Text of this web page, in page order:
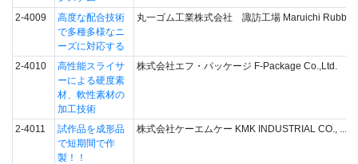
2-4009
高度な配合技術
で多種多様なニ
ーズに対応する
丸一ゴム工業株式会社 諏訪工場 Maruichi Rubber
2-4010
高性能スライサ
ーによる硬度素
材、軟性素材の
加工技術
株式会社エフ・パッケージ F-Package Co.,Ltd.
2-4011
試作品を成形品
で短期間で作
製！！
株式会社ケーエムケー KMK INDUSTRIAL CO., ...